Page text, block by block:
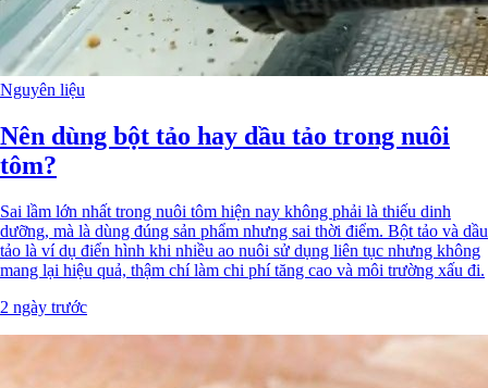
Nguyên liệu
Nên dùng bột tảo hay dầu tảo trong nuôi
tôm?
Sai lầm lớn nhất trong nuôi tôm hiện nay không phải là thiếu dinh
dưỡng, mà là dùng đúng sản phẩm nhưng sai thời điểm. Bột tảo và dầu
tảo là ví dụ điển hình khi nhiều ao nuôi sử dụng liên tục nhưng không
mang lại hiệu quả, thậm chí làm chi phí tăng cao và môi trường xấu đi.
2 ngày trước